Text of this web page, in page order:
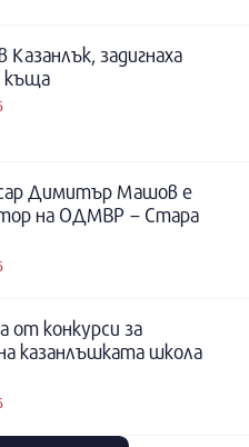
Казанлък, задигнаха
къща
Димитър Машов е
на ОДМВР – Стара
от конкурси за
казанлъшката школа